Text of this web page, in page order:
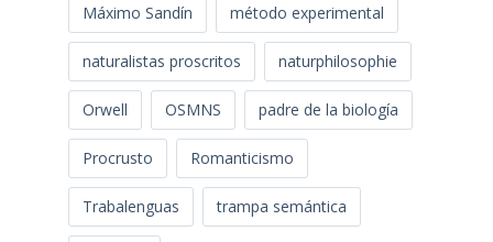
Máximo Sandín método experimental
naturalistas proscritos naturphilosophie
Orwell OSMNS padre de la biología
Procrusto Romanticismo
Trabalenguas trampa semántica